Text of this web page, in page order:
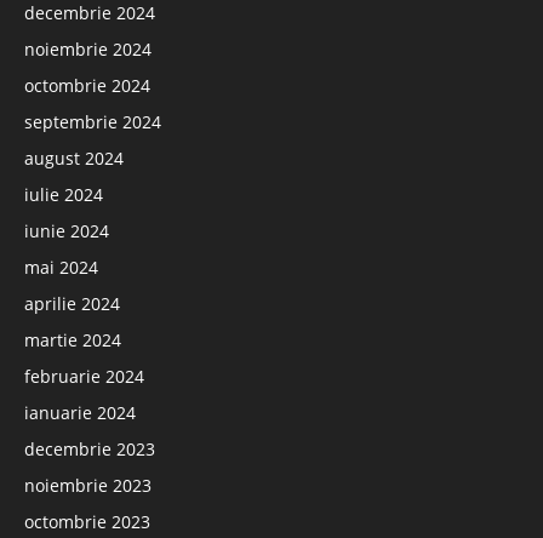
decembrie 2024
noiembrie 2024
octombrie 2024
septembrie 2024
august 2024
iulie 2024
iunie 2024
mai 2024
aprilie 2024
martie 2024
februarie 2024
ianuarie 2024
decembrie 2023
noiembrie 2023
octombrie 2023